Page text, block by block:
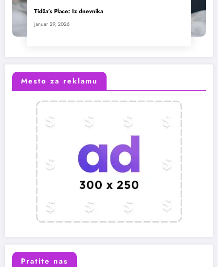
Tidža’s Place: Iz dnevnika
januar 29, 2026
Mesto za reklamu
Pratite nas